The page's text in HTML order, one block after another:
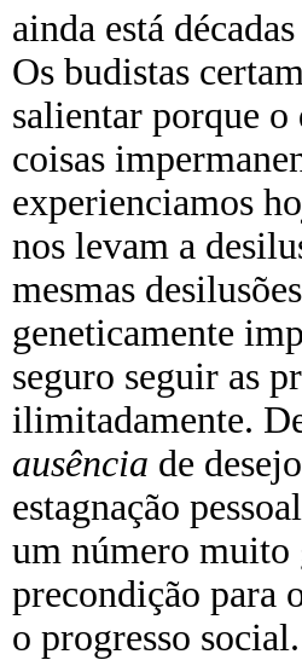
ainda está
Os budistas
salientar porque o
coisas
experienciamos
nos levam a
mesmas
geneticamente
seguro seguir as
ilimitadamente.
ausência de
estagnação
um número muito
precondição para
o progresso social.